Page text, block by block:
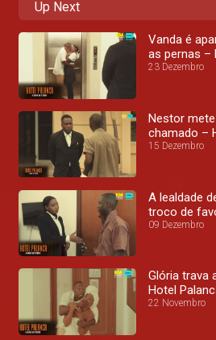
Up Next
Vanda é
as pernas –
23 Dezembro
Nestor
chamado –
15 Dezembro
A lealdade
troco de
09 Dezembro
Glória trava
Hotel
22 Novembro